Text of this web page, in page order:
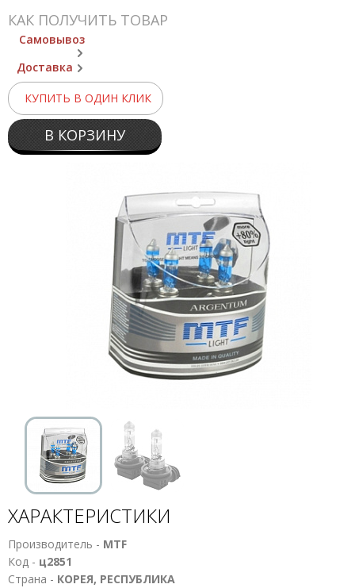
КАК ПОЛУЧИТЬ ТОВАР
Самовывоз
Доставка
КУПИТЬ В ОДИН КЛИК
В КОРЗИНУ
ХАРАКТЕРИСТИКИ
Производитель - MTF
Код - ц2851
Страна - КОРЕЯ, РЕСПУБЛИКА